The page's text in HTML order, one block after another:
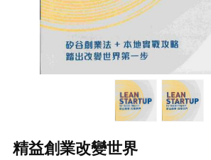
精益創業改變世界